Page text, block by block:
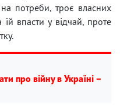
потреби, троє власних
їй впасти у відчай, проте
про війну в Україні –